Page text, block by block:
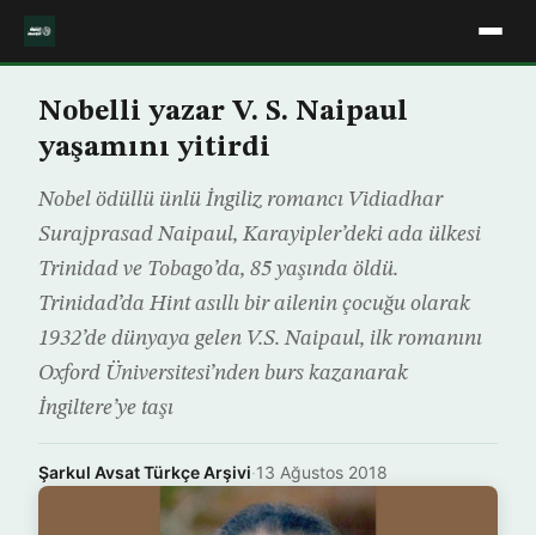
Nobelli yazar V. S. Naipaul
yaşamını yitirdi
Nobel ödüllü ünlü İngiliz romancı Vidiadhar
Surajprasad Naipaul, Karayipler’deki ada ülkesi
Trinidad ve Tobago’da, 85 yaşında öldü.
Trinidad’da Hint asıllı bir ailenin çocuğu olarak
1932’de dünyaya gelen V.S. Naipaul, ilk romanını
Oxford Üniversitesi’nden burs kazanarak
İngiltere’ye taşı
Şarkul Avsat Türkçe Arşivi·13 Ağustos 2018